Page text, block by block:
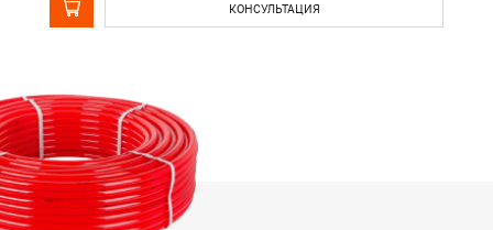
КОНСУЛЬТАЦИЯ